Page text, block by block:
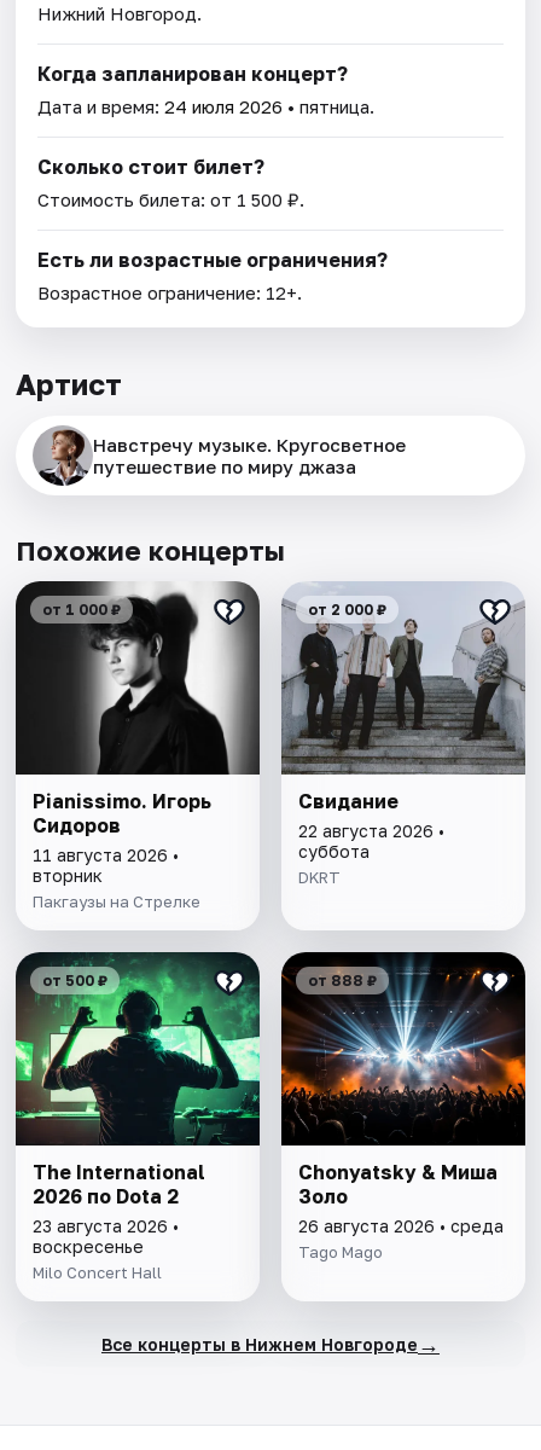
Нижний Новгород.
Когда запланирован концерт?
Дата и время:24 июля 2026 • пятница.
Сколько стоит билет?
Стоимость билета: от 1 500 ₽.
Есть ли возрастные ограничения?
Возрастное ограничение: 12+.
Артист
Навстречу музыке. Кругосветное
путешествие по миру джаза
Похожие концерты
от 1 000 ₽
Pianissimo. Игорь
Сидоров
11 августа 2026 •
вторник
Пакгаузы на Стрелке
от 2 000 ₽
Свидание
22 августа 2026 •
суббота
DKRT
от 500 ₽
The International
2026 по Dota 2
23 августа 2026 •
воскресенье
Milo Concert Hall
от 888 ₽
Chonyatsky & Миша
Золо
26 августа 2026 • среда
Tago Mago
Все концерты в Нижнем Новгороде →